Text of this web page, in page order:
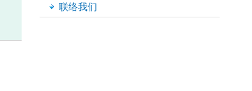
联络我们